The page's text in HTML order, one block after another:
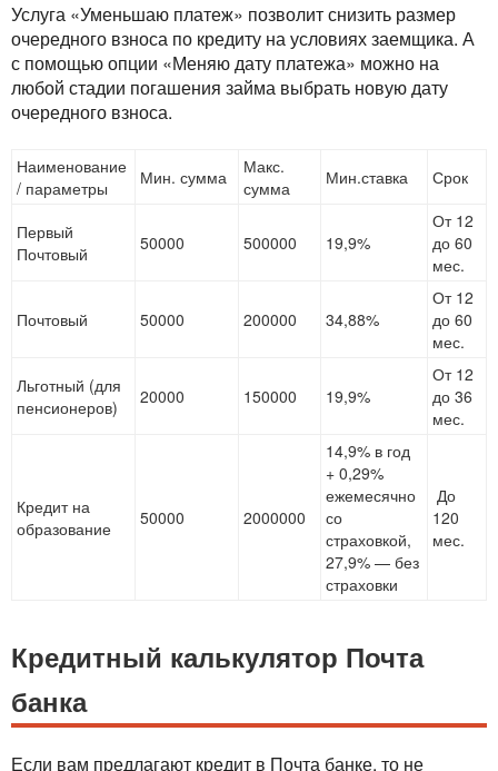
Услуга «Уменьшаю платеж» позволит снизить размер
очередного взноса по кредиту на условиях заемщика. А
с помощью опции «Меняю дату платежа» можно на
любой стадии погашения займа выбрать новую дату
очередного взноса.
Наименование
/ параметры
Мин. сумма
Макс.
сумма
Мин.ставка Срок
Первый
Почтовый
50000 500000 19,9%
От 12
до 60
мес.
Почтовый 50000 200000 34,88%
От 12
до 60
мес.
Льготный (для
пенсионеров)
20000 150000 19,9%
От 12
до 36
мес.
Кредит на
образование
50000 2000000
14,9% в год
+ 0,29%
ежемесячно
со
страховкой,
27,9% — без
страховки
До
120
мес.
Кредитный калькулятор Почта
банка
Если вам предлагают кредит в Почта банке, то не